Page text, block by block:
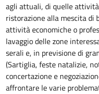
agli attuali, di quelle
ristorazione alla mescita di
attività economiche o
lavaggio delle zone
serali e, in previsione di
(Sartiglia, feste natalizie,
concertazione e
affrontare le varie